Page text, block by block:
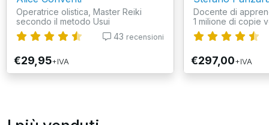
Operatrice olistica, Master Reiki
secondo il metodo Usui
43 recensioni
€29,95+IVA
Docente di
1 milione di copie
€297,00+IVA